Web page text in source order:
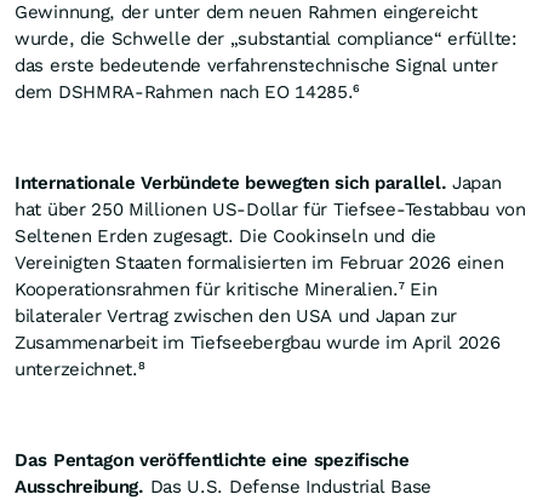
Gewinnung, der unter dem neuen Rahmen eingereicht
wurde, die Schwelle der „substantial compliance“ erfüllte:
das erste bedeutende verfahrenstechnische Signal unter
dem DSHMRA-Rahmen nach EO 14285.⁶
Internationale Verbündete bewegten sich parallel. Japan
hat über 250 Millionen US-Dollar für Tiefsee-Testabbau von
Seltenen Erden zugesagt. Die Cookinseln und die
Vereinigten Staaten formalisierten im Februar 2026 einen
Kooperationsrahmen für kritische Mineralien.⁷ Ein
bilateraler Vertrag zwischen den USA und Japan zur
Zusammenarbeit im Tiefseebergbau wurde im April 2026
unterzeichnet.⁸
Das Pentagon veröffentlichte eine spezifische
Ausschreibung. Das U.S. Defense Industrial Base